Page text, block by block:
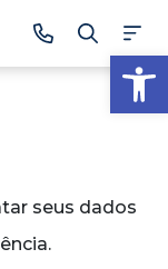
seus dados